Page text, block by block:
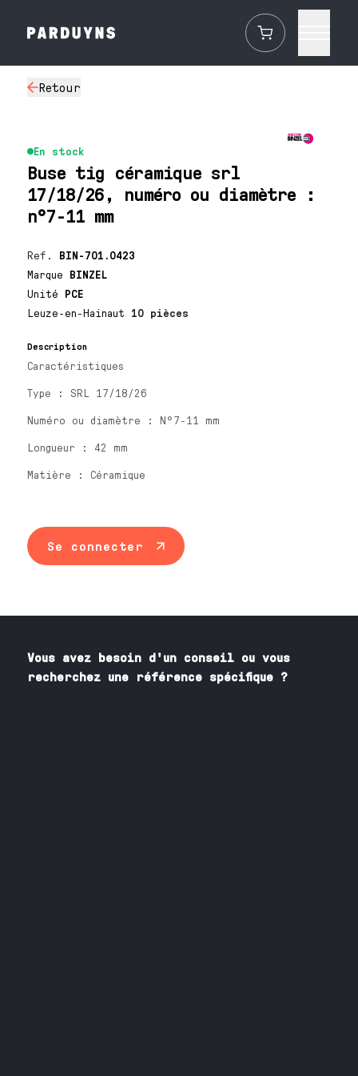
Retour
En stock
Buse tig céramique srl
17/18/26, numéro ou diamètre :
n°7-11 mm
Ref. BIN-701.0423
Marque BINZEL
Unité PCE
Leuze-en-Hainaut 10 pièces
Description
Caractéristiques
Type : SRL 17/18/26
Numéro ou diamètre : N°7-11 mm
Longueur : 42 mm
Matière : Céramique
Se connecter
Vous avez besoin d'un conseil ou vous
recherchez une référence spécifique ?